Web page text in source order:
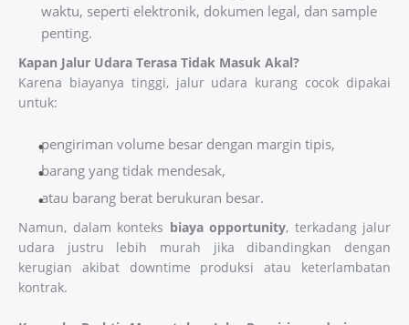
waktu, seperti elektronik, dokumen legal, dan sample
penting.
Kapan Jalur Udara Terasa Tidak Masuk Akal?
Karena biayanya tinggi, jalur udara kurang cocok dipakai
untuk:
pengiriman volume besar dengan margin tipis,
barang yang tidak mendesak,
atau barang berat berukuran besar.
Namun, dalam konteks biaya opportunity, terkadang jalur
udara justru lebih murah jika dibandingkan dengan
kerugian akibat downtime produksi atau keterlambatan
kontrak.